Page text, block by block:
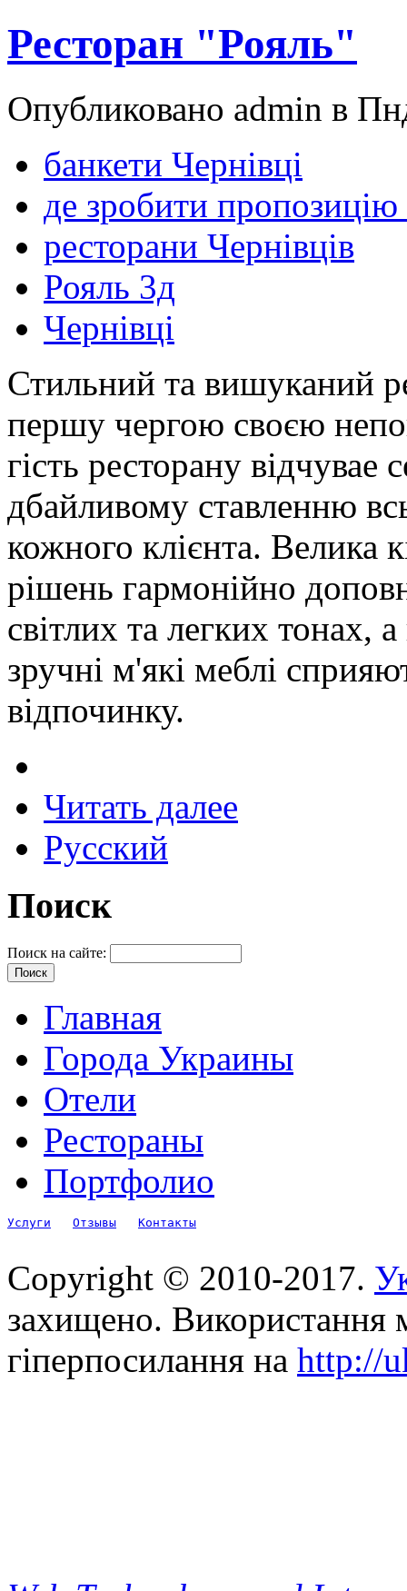
Ресторан "Рояль"
Опубликовано admin в
банкети Чернівці
де зробити пропозицію
ресторани Чернівців
Рояль 3д
Чернівці
Стильний та вишуканий
першу чергою своєю
гість ресторану відчувае
дбайливому ставленню
кожного клієнта. Велика
рішень гармонійно
світлих та легких тонах,
зручні м'які меблі
відпочинку.
Читать далее
Русский
Поиск
Поиск на сайте:
Главная
Города Украины
Отели
Рестораны
Портфолио
Услуги Отзывы Контакты
Copyright © 2010-2017.
захищено. Використання
гіперпосилання на http://